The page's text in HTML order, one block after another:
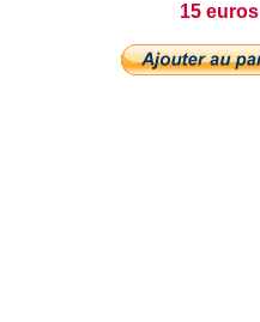
15 euros